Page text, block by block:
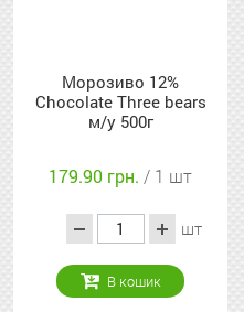
Морозиво 12%
Chocolate Three bears
м/у 500г
179.90 грн. / 1 шт
шт
В кошик